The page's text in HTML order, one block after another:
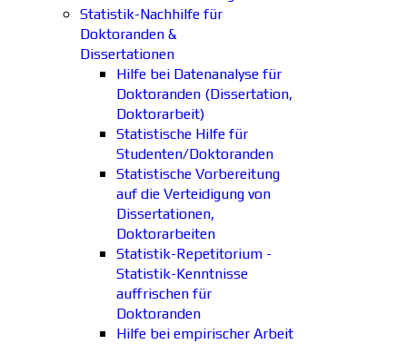
Statistik-Nachhilfe für
Doktoranden &
Dissertationen
Hilfe bei Datenanalyse für
Doktoranden (Dissertation,
Doktorarbeit)
Statistische Hilfe für
Studenten/Doktoranden
Statistische Vorbereitung
auf die Verteidigung von
Dissertationen,
Doktorarbeiten
Statistik-Repetitorium -
Statistik-Kenntnisse
auffrischen für
Doktoranden
Hilfe bei empirischer Arbeit